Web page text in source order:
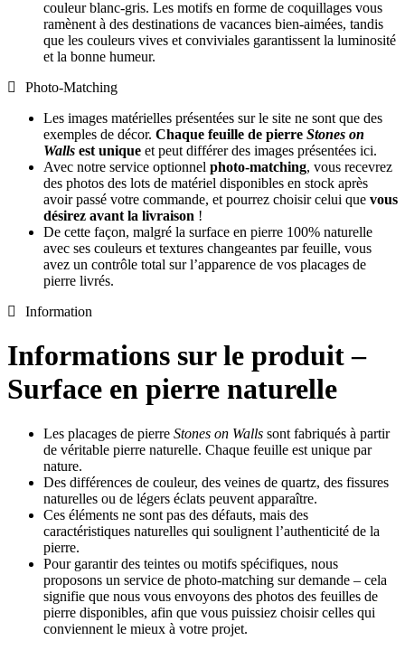
couleur blanc-gris. Les motifs en forme de coquillages vous
ramènent à des destinations de vacances bien-aimées, tandis
que les couleurs vives et conviviales garantissent la luminosité
et la bonne humeur.
Photo-Matching
Les images matérielles présentées sur le site ne sont que des
exemples de décor. Chaque feuille de pierre Stones on
Walls est unique et peut différer des images présentées ici.
Avec notre service optionnel photo-matching, vous recevrez
des photos des lots de matériel disponibles en stock après
avoir passé votre commande, et pourrez choisir celui que vous
désirez avant la livraison !
De cette façon, malgré la surface en pierre 100% naturelle
avec ses couleurs et textures changeantes par feuille, vous
avez un contrôle total sur l’apparence de vos placages de
pierre livrés.
Information
Informations sur le produit –
Surface en pierre naturelle
Les placages de pierre Stones on Walls sont fabriqués à partir
de véritable pierre naturelle. Chaque feuille est unique par
nature.
Des différences de couleur, des veines de quartz, des fissures
naturelles ou de légers éclats peuvent apparaître.
Ces éléments ne sont pas des défauts, mais des
caractéristiques naturelles qui soulignent l’authenticité de la
pierre.
Pour garantir des teintes ou motifs spécifiques, nous
proposons un service de photo-matching sur demande – cela
signifie que nous vous envoyons des photos des feuilles de
pierre disponibles, afin que vous puissiez choisir celles qui
conviennent le mieux à votre projet.